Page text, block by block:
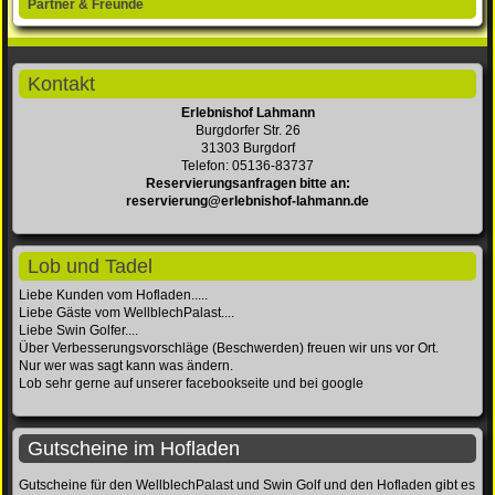
Partner & Freunde
Kontakt
Erlebnishof Lahmann
Burgdorfer Str. 26
31303 Burgdorf
Telefon: 05136-83737
Reservierungsanfragen bitte an:
reservierung@erlebnishof-lahmann.de
Lob und Tadel
Liebe Kunden vom Hofladen.....
Liebe Gäste vom WellblechPalast....
Liebe Swin Golfer....
Über Verbesserungsvorschläge (Beschwerden) freuen wir uns vor Ort.
Nur wer was sagt kann was ändern.
Lob sehr gerne auf unserer facebookseite und bei google
Gutscheine im Hofladen
Gutscheine für den WellblechPalast und Swin Golf und den Hofladen gibt es